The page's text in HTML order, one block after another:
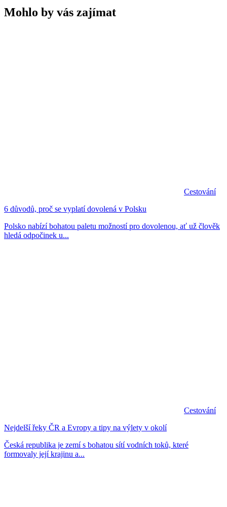
Mohlo by vás zajímat
Cestování
6 důvodů, proč se vyplatí dovolená v Polsku
Polsko nabízí bohatou paletu možností pro dovolenou, ať už člověk
hledá odpočinek u...
Cestování
Nejdelší řeky ČR a Evropy a tipy na výlety v okolí
Česká republika je zemí s bohatou sítí vodních toků, které
formovaly její krajinu a...